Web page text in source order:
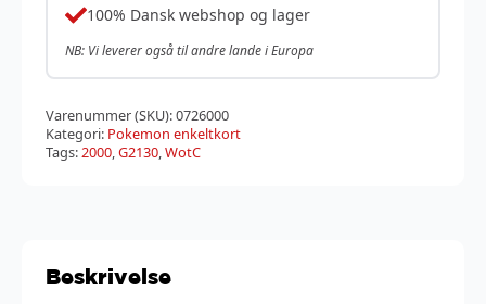
100% Dansk webshop og lager
NB: Vi leverer også til andre lande i Europa
Varenummer (SKU):0726000
Kategori: Pokemon enkeltkort
Tags:2000,G2130,WotC
Beskrivelse